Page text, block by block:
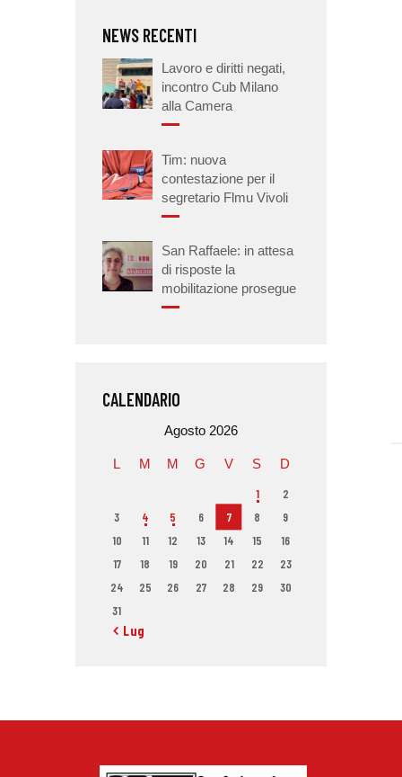
NEWS RECENTI
Lavoro e diritti negati,
incontro Cub Milano
alla Camera
Tim: nuova
contestazione per il
segretario Flmu Vivoli
San Raffaele: in attesa
di risposte la
mobilitazione prosegue
CALENDARIO
Agosto 2026
L M M G V S D
1
2
3
4 5 6 7 8
9
10
11 12 13 14 15
16
17
18 19 20 21 22
23
24
25 26 27 28 29
30
31
« Lug